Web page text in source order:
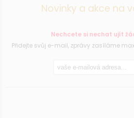
Novinky a akce na
Nechcete si nechat ujít
Přidejte svůj e-mail, zprávy zasíláme